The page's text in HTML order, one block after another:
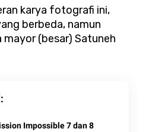
karya fotografi ini,
berbeda, namun
(besar) Satuneh
Impossible 7 dan 8